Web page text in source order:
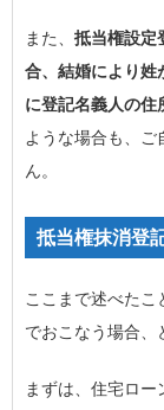
また、 抵当権設定
合、結婚により姓
に登記名義人の住
ような場合も、
ん。
抵当権抹消登
ここまで述べた
でおこなう場合、
まずは、住宅ロ